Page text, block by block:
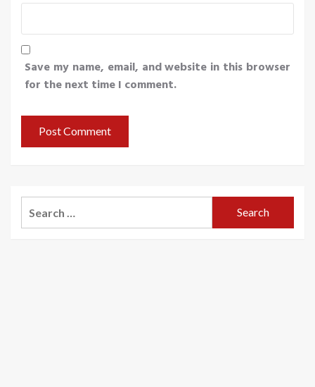
Save my name, email, and website in this browser
for the next time I comment.
for: